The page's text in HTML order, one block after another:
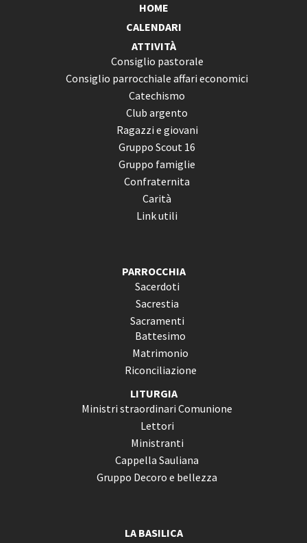
HOME
CALENDARI
ATTIVITÀ
Consiglio pastorale
Consiglio parrocchiale affari economici
Catechismo
Club argento
Ragazzi e giovani
Gruppo Scout 16
Gruppo famiglie
Confraternita
Carità
Link utili
PARROCCHIA
Sacerdoti
Sacrestia
Sacramenti
Battesimo
Matrimonio
Riconciliazione
LITURGIA
Ministri straordinari Comunione
Lettori
Ministranti
Cappella Sauliana
Gruppo Decoro e bellezza
LA BASILICA